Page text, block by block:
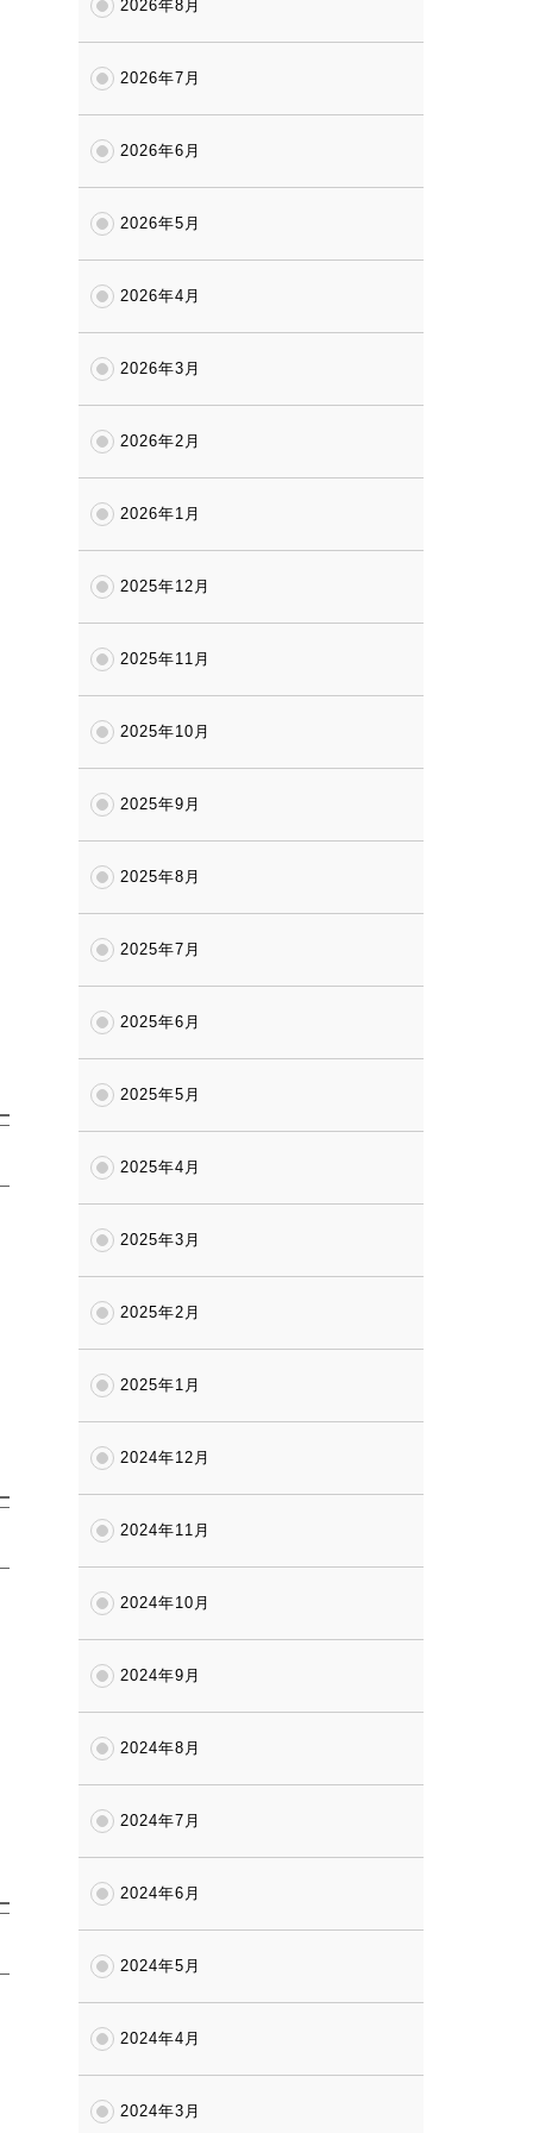
2026年8月
2026年7月
2026年6月
2026年5月
2026年4月
2026年3月
2026年2月
2026年1月
2025年12月
2025年11月
2025年10月
2025年9月
2025年8月
2025年7月
2025年6月
2025年5月
2025年4月
2025年3月
2025年2月
2025年1月
2024年12月
2024年11月
2024年10月
2024年9月
2024年8月
2024年7月
2024年6月
2024年5月
2024年4月
2024年3月